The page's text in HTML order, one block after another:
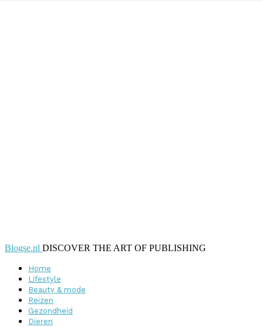
Blogse.nl DISCOVER THE ART OF PUBLISHING
Home
Lifestyle
Beauty & mode
Reizen
Gezondheid
Dieren